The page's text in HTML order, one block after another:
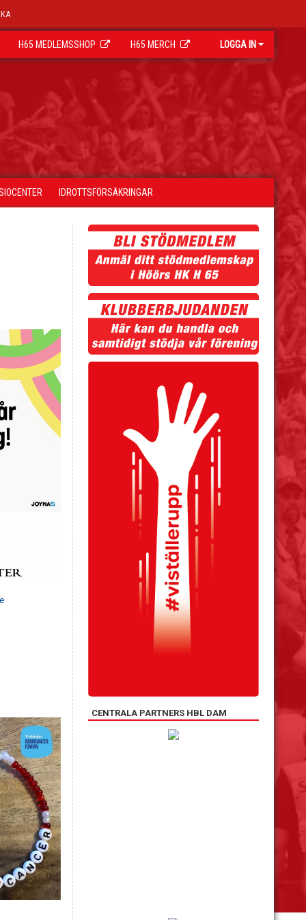
H65 MEDLEMSSHOP H65 MERCH LOGGA IN
IDROTTSFÖRSÄKRINGAR
CENTRALA PARTNERS HBL DAM